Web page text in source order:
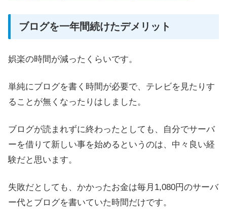
ブログを一年間続けたデメリット
娯楽の時間が減ったくらいです。
単純にブログを書く時間が必要で、テレビを見たりす
ることが無くなったりはしました。
ブログが読まれずに終わったとしても、自分でサーバ
ーを借りて新しい事を始めるというのは、中々良い経
験だと思います。
失敗だとしても、かかったお金は毎月1,080円のサーバ
ー代とブログを書いていた時間だけです。